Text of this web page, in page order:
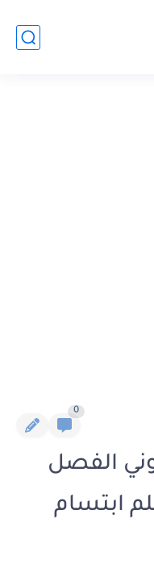
0
الفصل
عشر 15 بقلم ابتسام